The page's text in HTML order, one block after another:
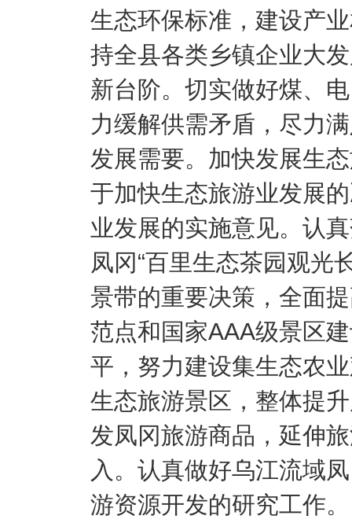
生态环保标准，建设产
持全县各类乡镇企业大
新台阶。切实做好煤、
力缓解供需矛盾，尽力
发展需要。加快发展生
于加快生态旅游业发展
业发展的实施意见。认
凤冈“百里生态茶园观光
景带的重要决策，全面
范点和国家AAA级景区
平，努力建设集生态农
生态旅游景区，整体提
发凤冈旅游商品，延伸
入。认真做好乌江流域
游资源开发的研究工作。